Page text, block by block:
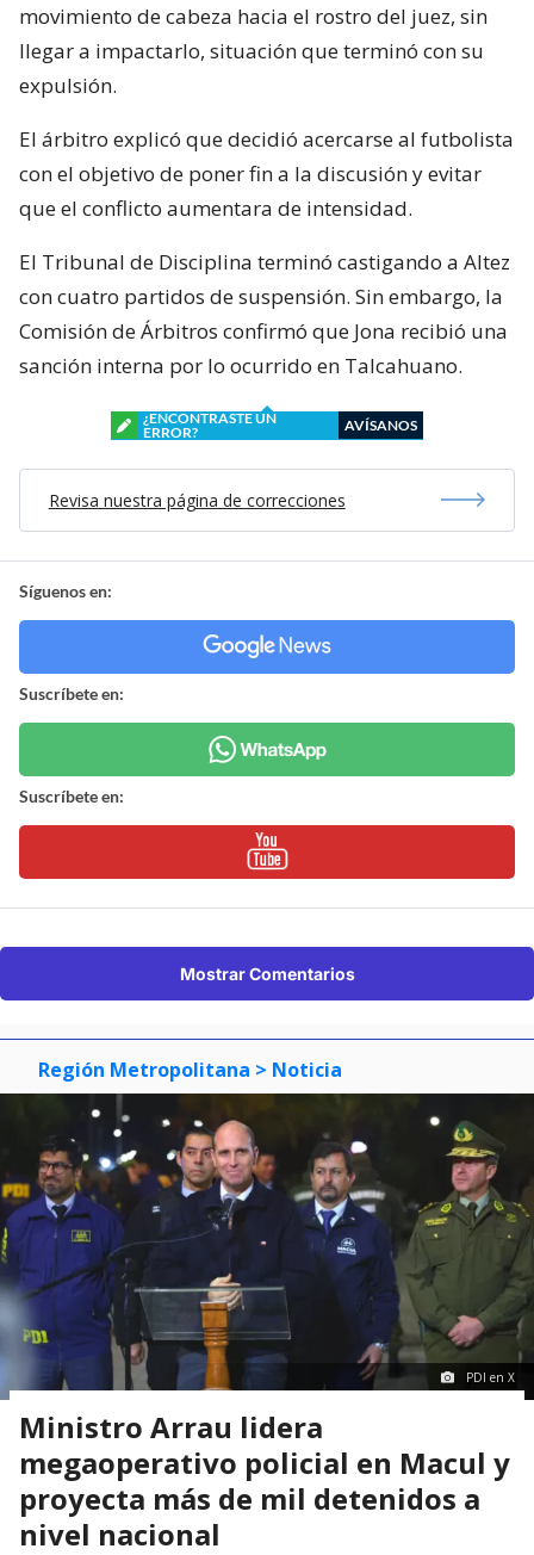
movimiento de cabeza hacia el rostro del juez, sin
llegar a impactarlo, situación que terminó con su
expulsión.
El árbitro explicó que decidió acercarse al futbolista
con el objetivo de poner fin a la discusión y evitar
que el conflicto aumentara de intensidad.
El Tribunal de Disciplina terminó castigando a Altez
con cuatro partidos de suspensión. Sin embargo, la
Comisión de Árbitros confirmó que Jona recibió una
sanción interna por lo ocurrido en Talcahuano.
¿ENCONTRASTE UN
ERROR?
AVÍSANOS
Revisa nuestra página de correcciones
Síguenos en:
Suscríbete en:
Suscríbete en:
Mostrar Comentarios
Región Metropolitana > Noticia
PDI en X
Ministro Arrau lidera
megaoperativo policial en Macul y
proyecta más de mil detenidos a
nivel nacional